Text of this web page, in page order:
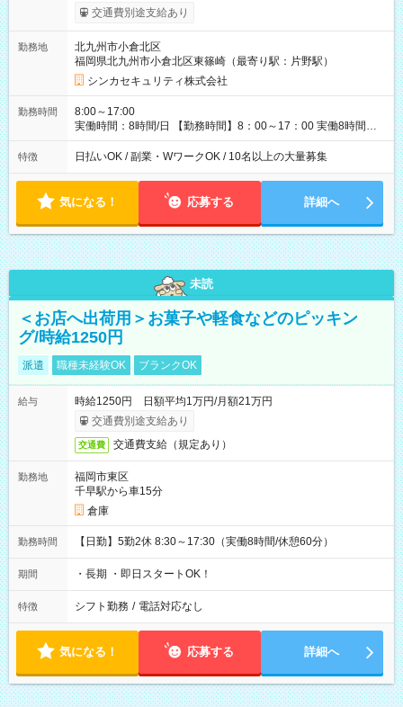
1，000円/日 になります♪ ◆交通費支給あり ※規定あり ◆賞与
あり ※規定あり ◆資格手当あり ◆最大15万円の定着支援制度
以上の社員に月1万円 ※有給休暇を除く ◆ファミリーサポート
あり ┗障害をもつ子を育てる社員に月1万円 ◆チャイルドサポー
トプランあり ┗自身/妻が不妊治療をしている社員に対し、 特
別休暇と治療費の補助 【試用期間】試用期間あり 試用期間の長
さ：3ヶ月 雇用形態、給与は本採用時と同じです。
交通費別途支給あり
勤務地
北九州市小倉北区
福岡県北九州市小倉北区東篠崎（最寄り駅：片野駅）
シンカセキュリティ株式会社
勤務時間
8:00～17:00
実働時間：8時間/日 【勤務時間】8：00～17：00 実働8時間／
休憩1時間 ☆週2日～勤務OK！ ☆残業少なめ（月平均1～5時
間） 3か月以内の短期間勤務もOK★ ＊週4日以上働ける方のみ
特徴 日払いOK / 副業・WワークOK / 10名以上の大量募集
気になる！ 応募する 詳細へ
未読
＜お店へ出荷用＞お菓子や軽食などのピッキン
グ/時給1250円
派遣 職種未経験OK ブランクOK
給与
時給1250円 日額平均1万円/月額21万円
交通費別途支給あり
交通費 交通費支給（規定あり）
勤務地
福岡市東区
千早駅から車15分
倉庫
勤務時間 【日勤】5勤2休 8:30～17:30（実働8時間/休憩60分）
期間 ・長期 ・即日スタートOK！
特徴 シフト勤務 / 電話対応なし
気になる！ 応募する 詳細へ